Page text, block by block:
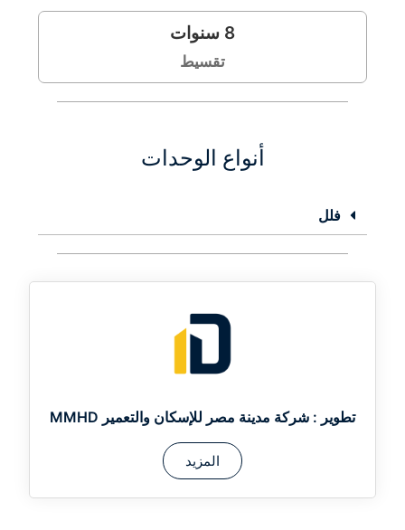
8 سنوات
تقسيط
أنواع الوحدات
فلل
تطوير : شركة مدينة مصر للإسكان والتعمير MMHD
المزيد